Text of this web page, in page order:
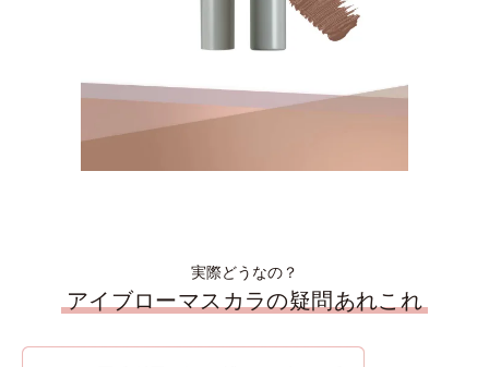
実際どうなの？
アイブローマスカラの疑問あれこれ